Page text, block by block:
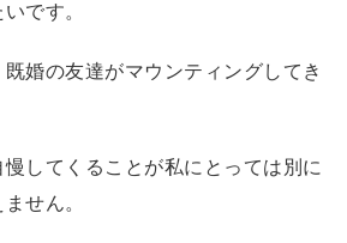
です。
婚の友達がマウンティングしてき
してくることが私にとっては別に
せん。